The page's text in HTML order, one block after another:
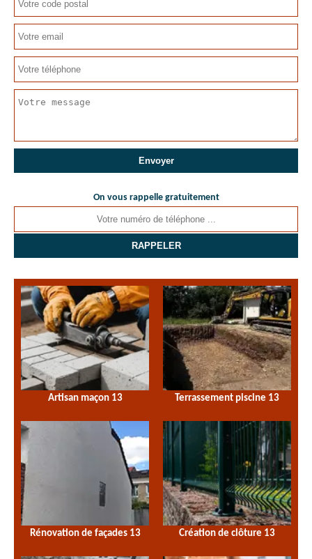
On vous rappelle gratuitement
Artisan maçon 13 Terrassement piscine 13
Rénovation de façades 13 Création de clôture 13